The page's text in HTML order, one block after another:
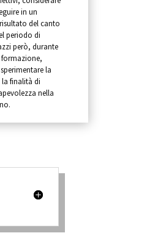
in un
del canto
periodo di
però, durante
la
finalità di
nella